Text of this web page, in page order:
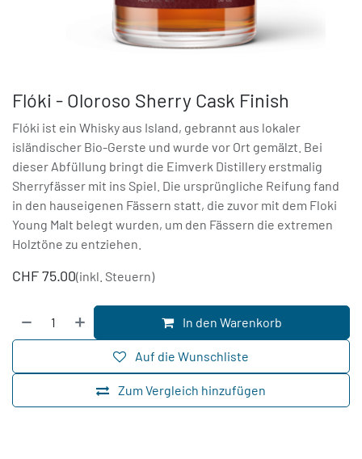
Flóki - Oloroso Sherry Cask Finish
Flóki ist ein Whisky aus Island, gebrannt aus lokaler
isländischer Bio-Gerste und wurde vor Ort gemälzt. Bei
dieser Abfüllung bringt die Eimverk Distillery erstmalig
Sherryfässer mit ins Spiel. Die ursprüngliche Reifung fand
in den hauseigenen Fässern statt, die zuvor mit dem Floki
Young Malt belegt wurden, um den Fässern die extremen
Holztöne zu entziehen.
CHF75.00(inkl. Steuern)
In den Warenkorb
Zum Vergleich hinzufügen
Auf die Wunschliste